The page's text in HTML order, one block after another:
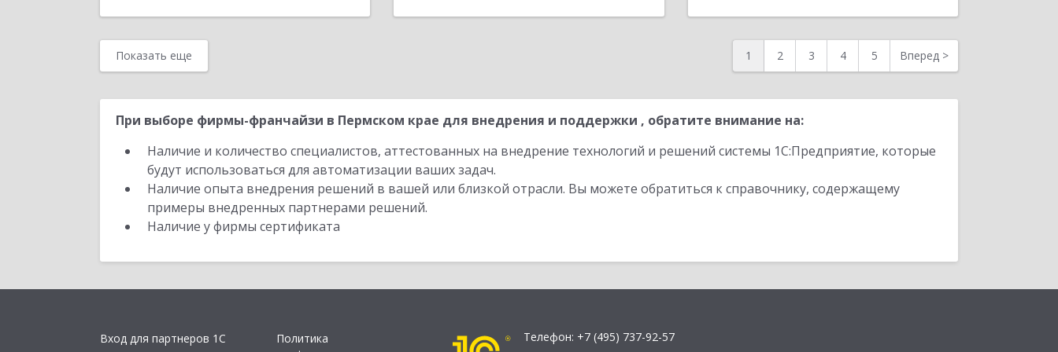
Показать еще 1 2 3 4 5 Вперед >
При выборе фирмы-франчайзи в Пермском крае для внедрения и поддержки , обратите внимание на:
Наличие и количество специалистов, аттестованных на внедрение технологий и решений системы 1С:Предприятие, которые
будут использоваться для автоматизации ваших задач.
Наличие опыта внедрения решений в вашей или близкой отрасли. Вы можете обратиться к справочнику, содержащему
примеры внедренных партнерами решений.
Наличие у фирмы сертификата
Вход для партнеров 1С
Политика
Телефон: +7 (495) 737-92-57